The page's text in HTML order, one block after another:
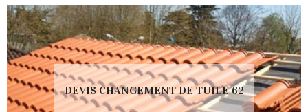
DEVIS CHANGEMENT DE TUILE 62